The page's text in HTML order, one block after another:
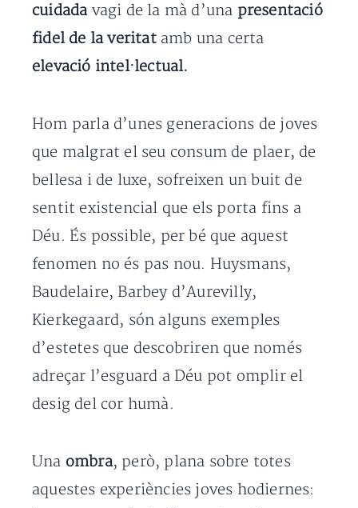
cuidada vagi de la mà d’una presentació
fidel de la veritatamb una certa
elevació intel·lectual.
Hom parla d’unes generacions de joves
que malgrat el seu consum de plaer, de
bellesa i de luxe, sofreixen un buit de
sentit existencial que els porta fins a
Déu. És possible, per bé que aquest
fenomen no és pas nou. Huysmans,
Baudelaire, Barbey d’Aurevilly,
Kierkegaard, són alguns exemples
d’estetes que descobriren que només
adreçar l’esguard a Déu pot omplir el
desig del cor humà.
Una ombra, però, plana sobre totes
aquestes experiències joves hodiernes: